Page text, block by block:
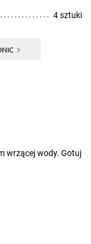
4 sztuki
wrzącej wody. Gotuj